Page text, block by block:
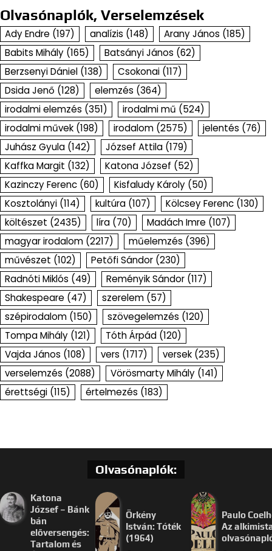
Olvasónaplók, Verselemzések
Ady Endre (197) analízis (148) Arany János (185)
Babits Mihály (165) Batsányi János (62)
Berzsenyi Dániel (138) Csokonai (117)
Dsida Jenő (128) elemzés (364)
irodalmi elemzés (351) irodalmi mű (524)
irodalmi művek (198) irodalom (2575) jelentés (76)
Juhász Gyula (142) József Attila (179)
Kaffka Margit (132) Katona József (52)
Kazinczy Ferenc (60) Kisfaludy Károly (50)
Kosztolányi (114) kultúra (107) Kölcsey Ferenc (130)
költészet (2435) líra (70) Madách Imre (107)
magyar irodalom (2217) műelemzés (396)
művészet (102) Petőfi Sándor (230)
Radnóti Miklós (49) Reményik Sándor (117)
Shakespeare (47) szerelem (57)
szépirodalom (150) szövegelemzés (120)
Tompa Mihály (121) Tóth Árpád (120)
Vajda János (108) vers (1717) versek (235)
verselemzés (2088) Vörösmarty Mihály (141)
érettségi (115) értelmezés (183)
Olvasónaplók:
Katona
József – Bánk
bán
előversengés:
Tartalom és
Örkény
István: Tóték
(1964)
Paulo
Az